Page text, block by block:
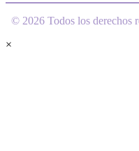
© 2026 Todos los derechos
×